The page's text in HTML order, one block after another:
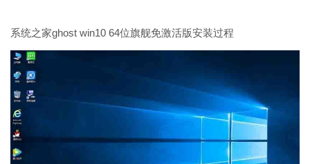
系统之家ghost win10 64位旗舰免激活版安装过程